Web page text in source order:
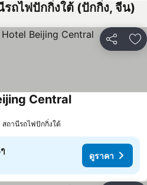
ถไฟปักกิ่งใต้ (ปักกิ่ง, จีน)
แชร์ เ
Centralดูราคา
สถานีรถไฟปักกิ่งใต้
ดูราคา